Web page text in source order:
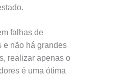
falhas de
e não há grandes
realizar apenas o
é uma ótima